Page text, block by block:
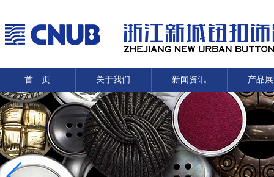
首 页 关于我们 新闻资讯 产品